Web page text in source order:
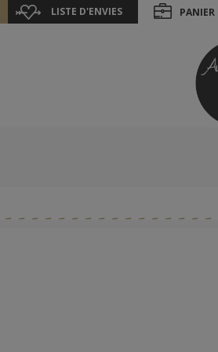
LISTE D'ENVIES PANIER